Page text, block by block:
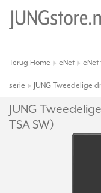
Terug Home eNet eNet
serie JUNG Tweedelige
JUNG
TSA SW)